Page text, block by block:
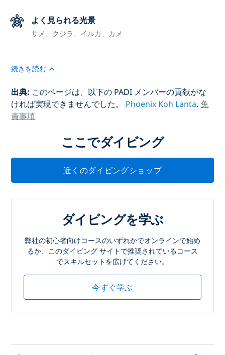
よく見られる光景
サメ、クジラ、イルカ、カメ
続きを読む
出典: このページは、以下の PADI メンバーの貢献がな
ければ実現できませんでした。 Phoenix Koh Lanta. 免
責事項
ここでダイビング
近くのダイビングショップ
ダイビングを学ぶ
弊社の初心者向けコースのいずれかでオンラインで始め
るか、このダイビング サイトで推奨されているコース
でスキルセットを広げてください。
今すぐ学ぶ